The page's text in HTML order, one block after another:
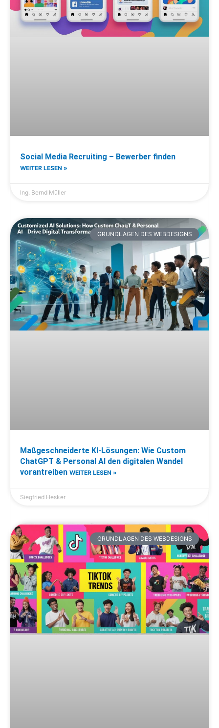
Social Media Recruiting – Bewerber finden
WEITER LESEN »
Ing. Bernd Müller
GRUNDLAGEN DES WEBDESIGNS
Maßgeschneiderte KI-Lösungen: Wie Custom
ChatGPT & Personal AI den digitalen Wandel
vorantreiben WEITER LESEN »
Siegfried Hesker
GRUNDLAGEN DES WEBDESIGNS